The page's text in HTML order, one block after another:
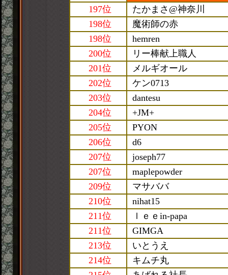
197位
たかまさ@神奈川
198位
魔術師の赤
198位
hemren
200位
リー棒献上職人
201位
メルギオール
202位
ケン0713
203位
dantesu
204位
+JM+
205位
PYON
206位
d6
207位
joseph77
207位
maplepowder
209位
マサババ
210位
nihat15
211位
ｌｅｅin-papa
211位
GIMGA
213位
いとうえ
214位
キムチ丸